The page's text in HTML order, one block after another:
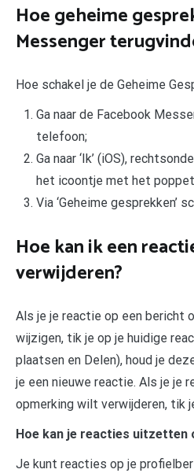
Hoe geheime
Messenger
Hoe schakel je de Geheime
Ga naar de Facebook
telefoon;
Ga naar ‘Ik’ (iOS),
het icoontje met het
Via ‘Geheime gesprekken’
Hoe kan ik een
verwijderen?
Als je je reactie op een bericht
wijzigen, tik je op je huidige
plaatsen en Delen), houd je
je een nieuwe reactie. Als je je
opmerking wilt verwijderen, tik
Hoe kan je reacties uitzetten
Je kunt reacties op je